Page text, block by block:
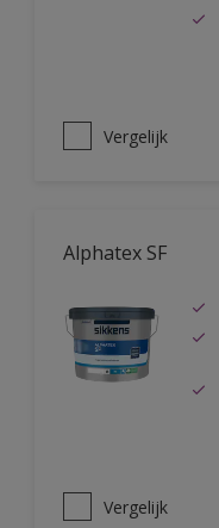
Vergelijk
Alphatex SF
Vergelijk